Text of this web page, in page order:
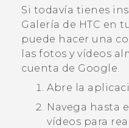
Si todavía tienes
Galería de HTC en
puede hacer una
las fotos y vídeos
cuenta de Google
Abre la
Navega hasta
vídeos para